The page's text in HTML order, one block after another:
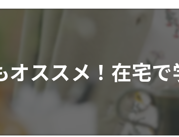
オススメ！在宅